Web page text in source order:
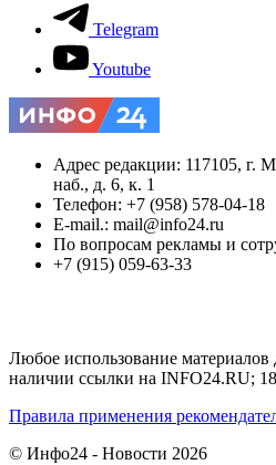
Telegram
Youtube
Адрес редакции: 117105, г.
наб., д. 6, к. 1
Телефон: +7 (958) 578-04-18
E-mail.: mail@info24.ru
По вопросам рекламы и
+7 (915) 059-63-33
Любое использование материалов
наличии ссылки на INFO24.RU;
Правила применения
© Инфо24 - Новости 2026